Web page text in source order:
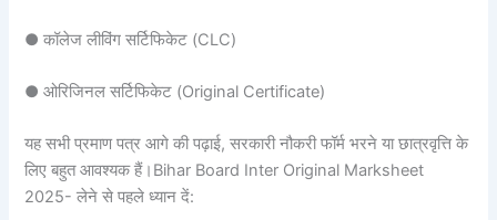
● कॉलेज लीविंग सर्टिफिकेट (CLC)
● ओरिजिनल सर्टिफिकेट (Original Certificate)
यह सभी प्रमाण पत्र आगे की पढ़ाई, सरकारी नौकरी फॉर्म भरने या छात्रवृत्ति के
लिए बहुत आवश्यक हैं।Bihar Board Inter Original Marksheet
2025- लेने से पहले ध्यान दें: